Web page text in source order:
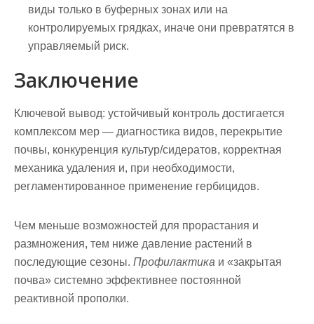
виды только в буферных зонах или на
контролируемых грядках, иначе они превратятся в
управляемый риск.
Заключение
Ключевой вывод: устойчивый контроль достигается
комплексом мер — диагностика видов, перекрытие
почвы, конкуренция культур/сидератов, корректная
механика удаления и, при необходимости,
регламентированное применение гербицидов.
Чем меньше возможностей для прорастания и
размножения, тем ниже давление растений в
последующие сезоны. Профилактика и «закрытая
почва» системно эффективнее постоянной
реактивной прополки.